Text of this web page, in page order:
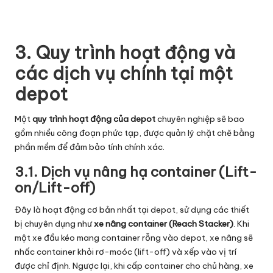
3. Quy trình hoạt động và
các dịch vụ chính tại một
depot
Một quy trình hoạt động của depotchuyên nghiệp sẽ bao
gồm nhiều công đoạn phức tạp, được quản lý chặt chẽ bằng
phần mềm để đảm bảo tính chính xác.
3.1. Dịch vụ nâng hạ container (Lift-
on/Lift-off)
Đây là hoạt động cơ bản nhất tại depot, sử dụng các thiết
bị chuyên dụng nhưxe nâng container (Reach Stacker) . Khi
một xe đầu kéo mang container rỗng vào depot, xe nâng sẽ
nhấc container khỏi rơ-moóc (lift-off) và xếp vào vị trí
được chỉ định. Ngược lại, khi cấp container cho chủ hàng, xe